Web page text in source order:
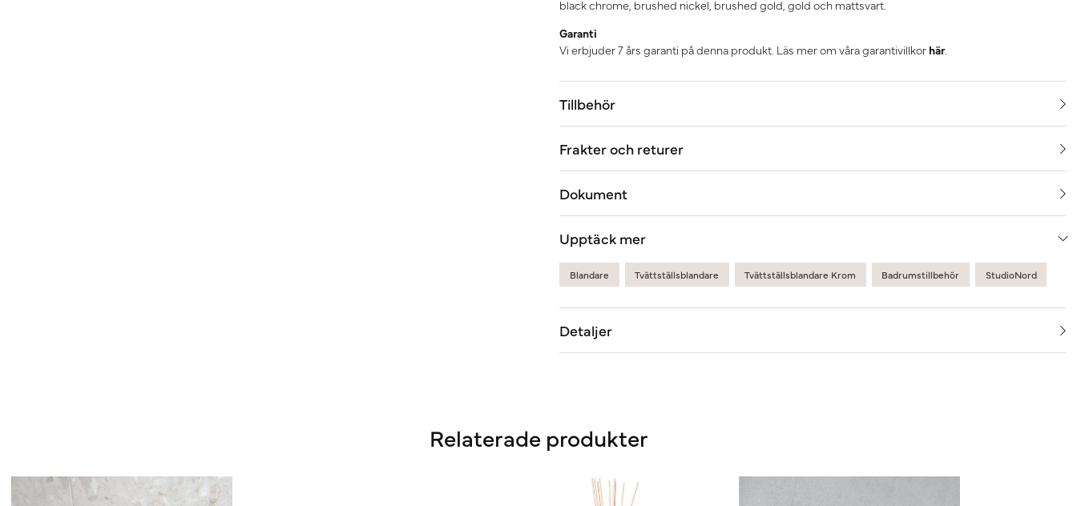
black chrome, brushed nickel, brushed gold, gold och mattsvart.
Garanti
Vi erbjuder 7 års garanti på denna produkt. Läs mer om våra garantivillkor här.
Tillbehör
Frakter och returer
Dokument
Upptäck mer
Blandare Tvättställsblandare Tvättställsblandare Krom Badrumstillbehör StudioNord
Detaljer
Relaterade produkter